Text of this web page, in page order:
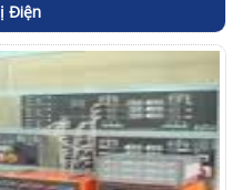
Điện